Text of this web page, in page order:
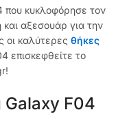
που κυκλοφόρησε τον
αξεσουάρ για την
οι καλύτερες θήκες
επισκεφθείτε το
Galaxy F04